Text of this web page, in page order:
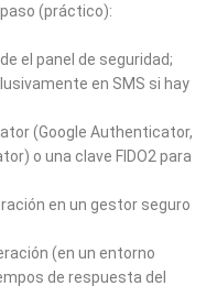
(práctico):
el panel de seguridad;
en SMS si hay
(Google Authenticator,
o una clave FIDO2 para
en un gestor seguro
(en un entorno
de respuesta del